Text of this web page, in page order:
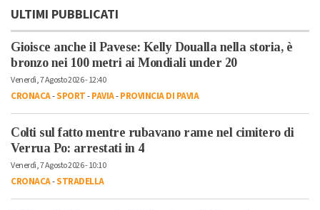
ULTIMI PUBBLICATI
Gioisce anche il Pavese: Kelly Doualla nella storia, è
bronzo nei 100 metri ai Mondiali under 20
Venerdì, 7 Agosto 2026 - 12:40
CRONACA-SPORT-PAVIA-PROVINCIA DI PAVIA
Colti sul fatto mentre rubavano rame nel cimitero di
Verrua Po: arrestati in 4
Venerdì, 7 Agosto 2026 - 10:10
CRONACA-STRADELLA